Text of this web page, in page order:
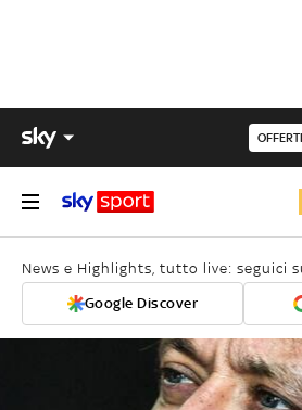
News e Highlights, tutto live: seguici
Google Discover